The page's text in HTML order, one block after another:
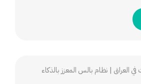
في العراق | نظام بالس المعزز بالذكاء